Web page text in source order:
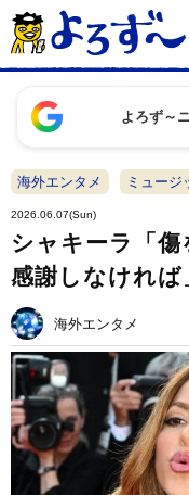
よろず～
海外エンタメ ミュージ
2026.06.07(Sun)
シャキーラ「
感謝しなければ
海外エンタメ